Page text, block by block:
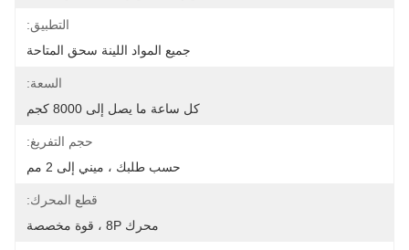
التطبيق:
جميع المواد اللينة سحق المتاحة
السعة:
كل ساعة ما يصل إلى 8000 كجم
حجم التفريغ:
حسب طلبك ، ميني إلى 2 مم
قطع المحرك:
محرك 8P ، قوة مخصصة